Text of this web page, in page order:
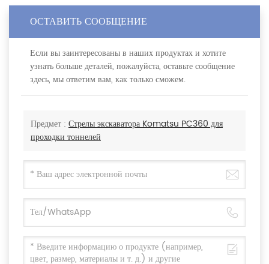
ОСТАВИТЬ СООБЩЕНИЕ
Если вы заинтересованы в наших продуктах и хотите
узнать больше деталей, пожалуйста, оставьте сообщение
здесь, мы ответим вам, как только сможем.
Предмет : Стрелы экскаватора Komatsu PC360 для
проходки тоннелей